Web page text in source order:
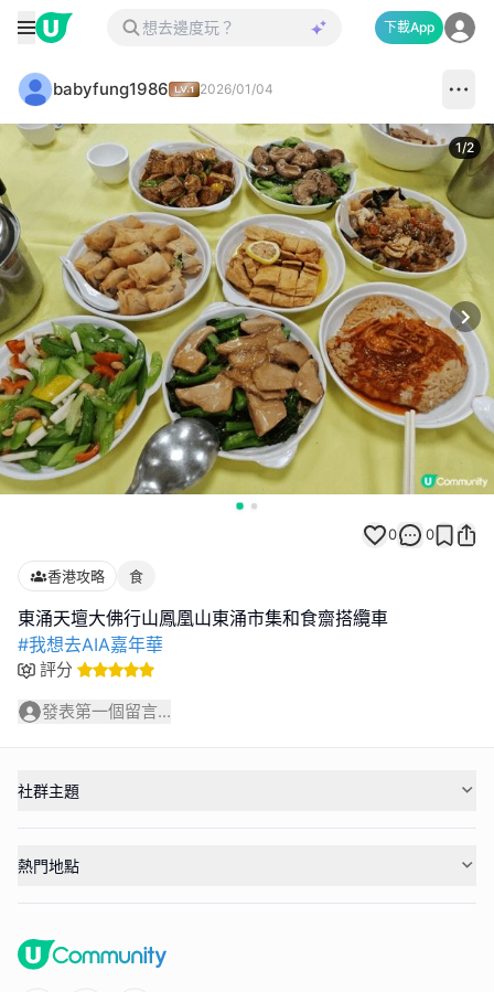
下載App
babyfung1986 2026/01/04
1/2
0 0
香港攻略 食
#我想去AIA嘉年華
評分
發表第一個留言...
社群主題
熱門地點